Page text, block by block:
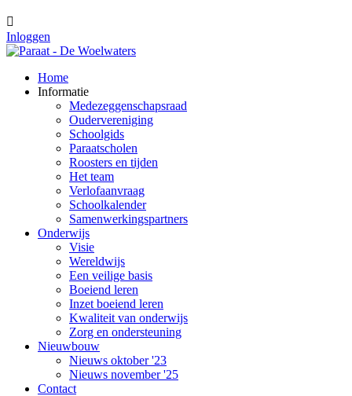

Inloggen
Home
Informatie
Medezeggenschapsraad
Oudervereniging
Schoolgids
Paraatscholen
Roosters en tijden
Het team
Verlofaanvraag
Schoolkalender
Samenwerkingspartners
Onderwijs
Visie
Wereldwijs
Een veilige basis
Boeiend leren
Inzet boeiend leren
Kwaliteit van onderwijs
Zorg en ondersteuning
Nieuwbouw
Nieuws oktober '23
Nieuws november '25
Contact